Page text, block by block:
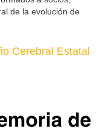
de la evolución de
Cerebral Estatal